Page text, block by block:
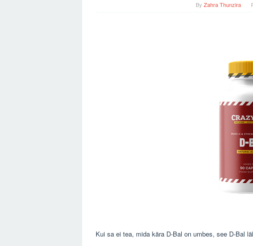
By Zahra Thunzira
Kui sa ei tea, mida kära D-Bal on umbes, see D-Bal